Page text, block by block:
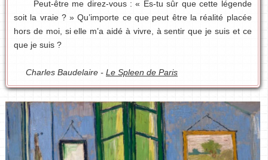
Peut-être me direz-vous : « Es-tu sûr que cette légende
soit la vraie ? » Qu’importe ce que peut être la réalité placée
hors de moi, si elle m’a aidé à vivre, à sentir que je suis et ce
que je suis ?
Charles Baudelaire - Le Spleen de Paris